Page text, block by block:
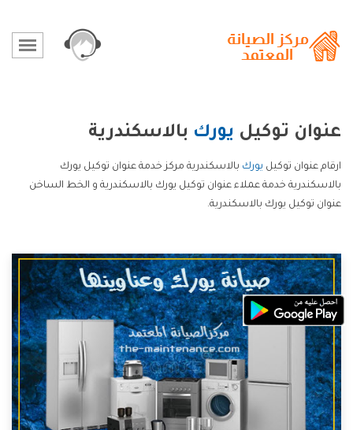
عنوان توكيل يورك بالاسكندرية
ارقام عنوان توكيل يورك بالاسكندرية مركز خدمة عنوان توكيل يورك
بالاسكندرية خدمة عملاء عنوان توكيل يورك بالاسكندرية و الخط الساخن
عنوان توكيل يورك بالاسكندرية.